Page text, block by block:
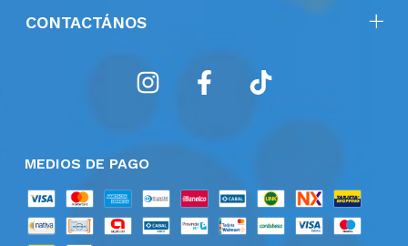
CONTACTÁNOS
MEDIOS DE PAGO